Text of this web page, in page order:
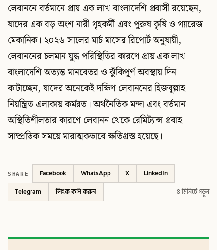
লেবাননে বর্তমানে প্রায় এক লাখ বাংলাদেশি প্রবাসী রয়েছেন,
যাদের এক বড় অংশ নারী গৃহকর্মী এবং পুরুষ কৃষি ও গ্যারেজ
মেকানিক। ২০২৬ সালের মার্চ মাসের রিপোর্ট অনুযায়ী,
লেবাননের চলমান যুদ্ধ পরিস্থিতির কারণে প্রায় এক লাখ
বাংলাদেশি অত্যন্ত মানবেতর ও ঝুঁকিপূর্ণ অবস্থায় দিন
কাটাচ্ছেন, যাদের অনেকেই দক্ষিণ লেবাননের হিজবুল্লাহ
নিয়ন্ত্রিত এলাকায় কর্মরত। অর্থনৈতিক মন্দা এবং বর্তমান
অস্থিতিশীলতার কারণে লেবানন থেকে রেমিট্যান্স প্রবাহ
সাম্প্রতিক সময়ে মারাত্মকভাবে ক্ষতিগ্রস্ত হয়েছে।
SHARE Facebook WhatsApp X
LinkedIn
Telegram
লিংক কপি করুন ৪ মিনিটে পড়ুন